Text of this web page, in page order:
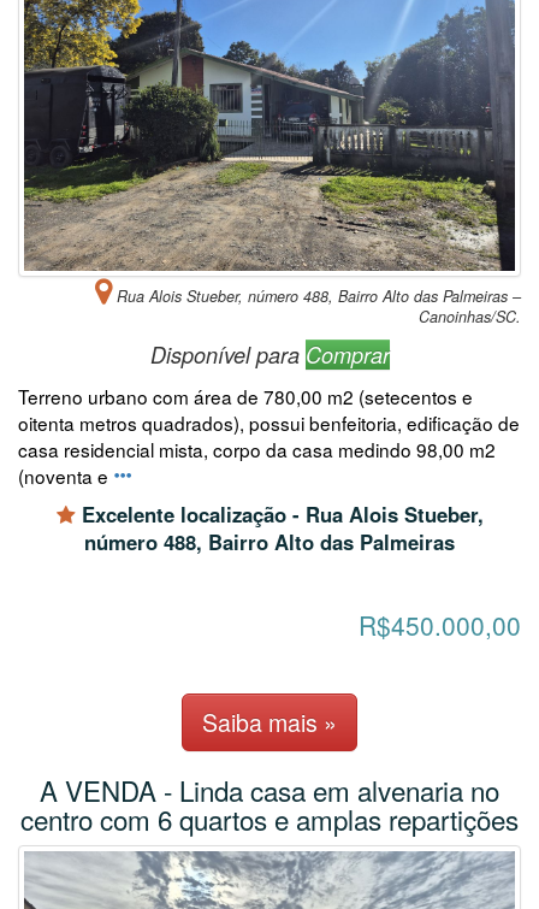
Rua Alois Stueber, número 488, Bairro Alto das Palmeiras –
Canoinhas/SC.
Disponível para Comprar
Terreno urbano com área de 780,00 m2 (setecentos e
oitenta metros quadrados), possui benfeitoria, edificação de
casa residencial mista, corpo da casa medindo 98,00 m2
(noventa e
Excelente localização - Rua Alois Stueber,
número 488, Bairro Alto das Palmeiras
R$450.000,00
Saiba mais »
A VENDA - Linda casa em alvenaria no
centro com 6 quartos e amplas repartições